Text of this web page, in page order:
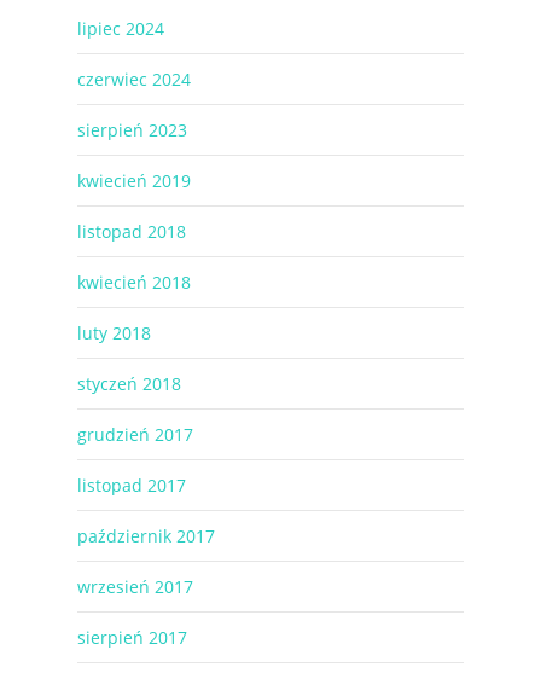
lipiec 2024
czerwiec 2024
sierpień 2023
kwiecień 2019
listopad 2018
kwiecień 2018
luty 2018
styczeń 2018
grudzień 2017
listopad 2017
październik 2017
wrzesień 2017
sierpień 2017